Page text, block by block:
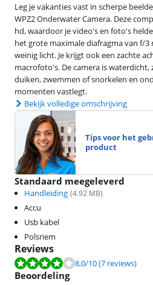
Leg je vakanties vast in scherpe
WPZ2 Onderwater Camera. Deze
hd, waardoor je video's en foto's
het grote maximale diafragma van f/3
weinig licht. Je krijgt ook een zachte
macrofoto's. De camera is
duiken, zwemmen of snorkelen en
momenten vastlegt.
Bekijk volledige omschrijving
Tips voor het
product
Standaard meegeleverd
Handleiding (4.92 MB)
Accu
Usb kabel
Polsriem
Reviews
Beoordeling is 8,0 van de 10, gebaseerd op
8,0/10(7 reviews)
Beoordeling